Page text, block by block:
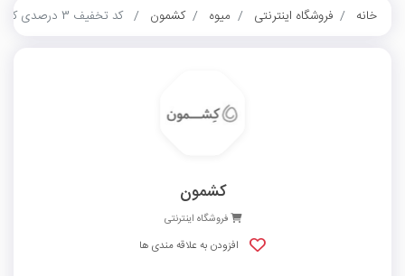
خانه فروشگاه اینترنتی میوه کشمون کد تخفیف 3 درصدی کشمون
کشمون
فروشگاه اینترنتی
افزودن به علاقه مندی ها